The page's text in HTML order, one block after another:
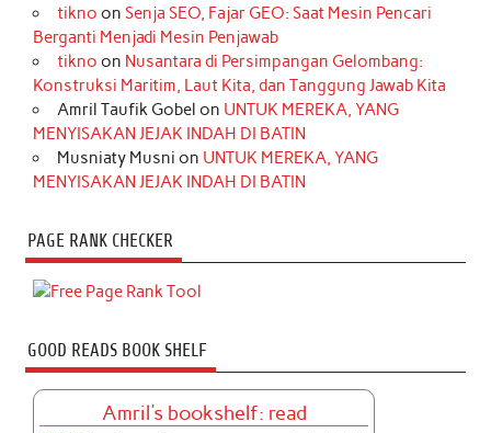
tikno on Senja SEO, Fajar GEO: Saat Mesin Pencari
Berganti Menjadi Mesin Penjawab
tikno on Nusantara di Persimpangan Gelombang:
Konstruksi Maritim, Laut Kita, dan Tanggung Jawab Kita
Amril Taufik Gobel on UNTUK MEREKA, YANG
MENYISAKAN JEJAK INDAH DI BATIN
Musniaty Musni on UNTUK MEREKA, YANG
MENYISAKAN JEJAK INDAH DI BATIN
PAGE RANK CHECKER
GOOD READS BOOK SHELF
Amril's bookshelf: read